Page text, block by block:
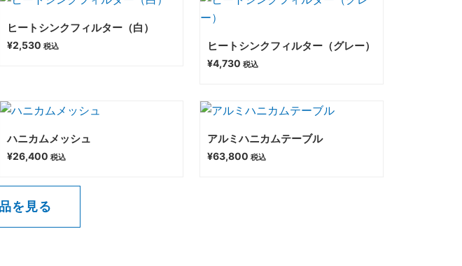
ヒートシンクフィルター（白）
¥2,530 税込 ヒートシンクフィルター（グレー）
¥4,730 税込
ハニカムメッシュ
¥26,400 税込
アルミハニカムテーブル
¥63,800 税込
を見る